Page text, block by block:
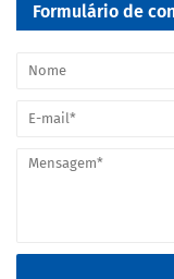
Formulário de